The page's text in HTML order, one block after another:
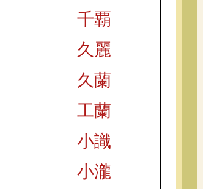
千覇
久麗
久蘭
工蘭
小識
小瀧